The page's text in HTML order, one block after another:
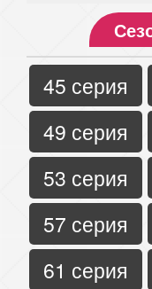
45 серия
49 серия
53 серия
57 серия
61 серия